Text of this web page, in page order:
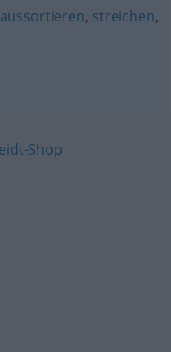
aussortieren, streichen,